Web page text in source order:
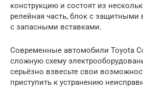
конструкцию и состоят из
релейная часть, блок с защитными
с запасными вставками.
Современные автомобили Toyota
сложную схему
серьёзно взвесьте свои
приступить к устранению